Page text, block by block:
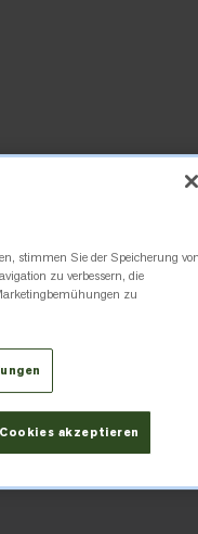
stimmen Sie der Speicherung
zu verbessern, die
zu
akzeptieren